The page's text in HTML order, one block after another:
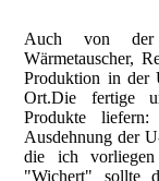
Auch von der
Wärmetauscher,
Produktion in der
Ort.Die fertige
Produkte
Ausdehnung der
die ich
"Wichert" sollte